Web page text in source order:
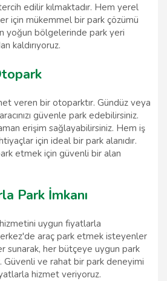
edilir kılmaktadır. Hem yerel
için mükemmel bir park çözümü
yoğun bölgelerinde park yeri
kaldırıyoruz.
veren bir otoparktır. Gündüz veya
güvenle park edebilirsiniz.
erişim sağlayabilirsiniz. Hem iş
için ideal bir park alanıdır.
etmek için güvenli bir alan
Park İmkanı
uygun fiyatlarla
araç park etmek isteyenler
sunarak, her bütçeye uygun park
Güvenli ve rahat bir park deneyimi
hizmet veriyoruz.